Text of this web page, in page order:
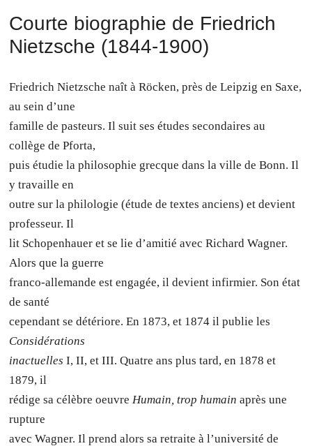
Courte biographie de Friedrich
Nietzsche (1844-1900)
Friedrich Nietzsche naît à Röcken, près de Leipzig en Saxe,
au sein d’une
famille de pasteurs. Il suit ses études secondaires au
collège de Pforta,
puis étudie la philosophie grecque dans la ville de Bonn. Il
y travaille en
outre sur la philologie (étude de textes anciens) et devient
professeur. Il
lit Schopenhauer et se lie d’amitié avec Richard Wagner.
Alors que la guerre
franco-allemande est engagée, il devient infirmier. Son état
de santé
cependant se détériore. En 1873, et 1874 il publie les
Considérations
inactuelles I, II, et III. Quatre ans plus tard, en 1878 et
1879, il
rédige sa célèbre oeuvreHumain, trop humain après une
rupture
avec Wagner. Il prend alors sa retraite à l’université de